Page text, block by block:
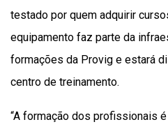
testado por quem adquirir
equipamento faz parte da
formações da Provig e estará
centro de treinamento.
“A formação dos profissionais